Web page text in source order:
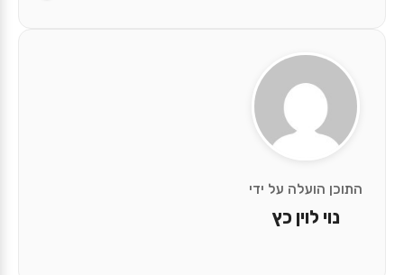
התוכן הועלה על ידי
נוי לוין כץ